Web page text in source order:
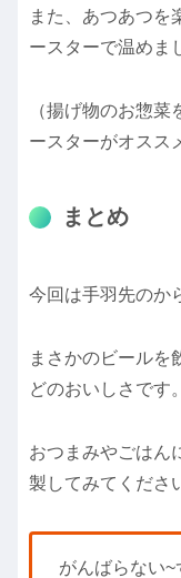
また、あつあつを
ースターで温めま
（揚げ物のお惣
ースターがオスス
まとめ
今回は手羽先のか
まさかのビールを
どのおいしさです。
おつまみやごはん
製してみてくださ
がんばらない